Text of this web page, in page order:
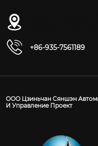
+86-935-7561189
ООО Цзиньчан Сяншэн
И Управление Проект